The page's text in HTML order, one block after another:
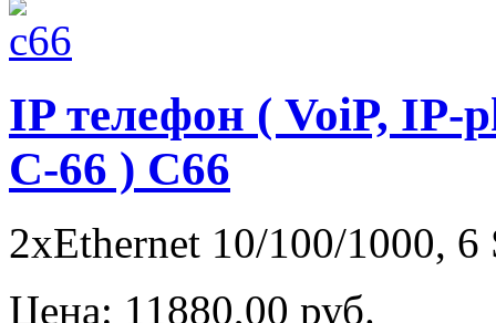
IP телефон ( VoiP, IP-
С-66 ) C66
2xEthernet 10/100/1000, 6
Цена: 11880,00 руб.